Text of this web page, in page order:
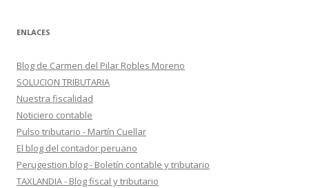
ENLACES
Blog de Carmen del Pilar Robles Moreno
SOLUCION TRIBUTARIA
Nuestra fiscalidad
Noticiero contable
Pulso tributario - Martín Cuellar
El blog del contador peruano
Perugestion.blog - Boletín contable y tributario
TAXLANDIA - Blog fiscal y tributario